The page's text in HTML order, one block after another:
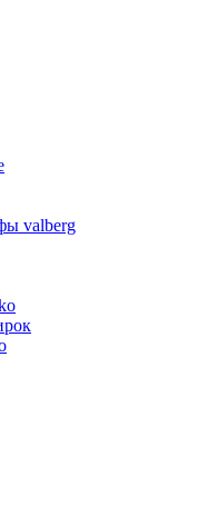
valberg